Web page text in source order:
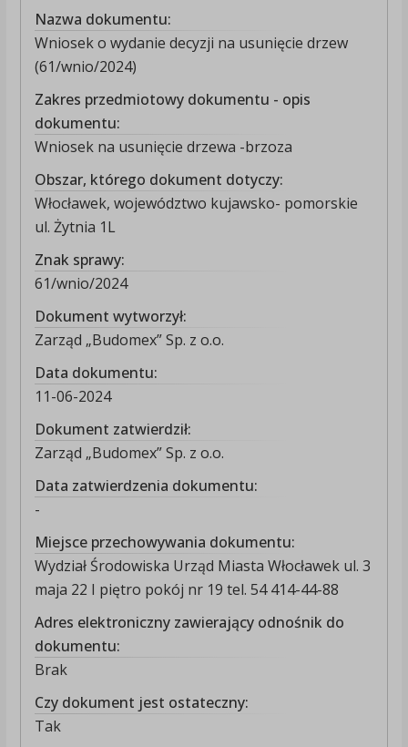
Nazwa dokumentu:
Wniosek o wydanie decyzji na usunięcie drzew
(61/wnio/2024)
Zakres przedmiotowy dokumentu - opis
dokumentu:
Wniosek na usunięcie drzewa -brzoza
Obszar, którego dokument dotyczy:
Włocławek, województwo kujawsko- pomorskie
ul. Żytnia 1L
Znak sprawy:
61/wnio/2024
Dokument wytworzył:
Zarząd „Budomex” Sp. z o.o.
Data dokumentu:
11-06-2024
Dokument zatwierdził:
Zarząd „Budomex” Sp. z o.o.
Data zatwierdzenia dokumentu:
-
Miejsce przechowywania dokumentu:
Wydział Środowiska Urząd Miasta Włocławek ul. 3
maja 22 I piętro pokój nr 19 tel. 54 414-44-88
Adres elektroniczny zawierający odnośnik do
dokumentu:
Brak
Czy dokument jest ostateczny:
Tak